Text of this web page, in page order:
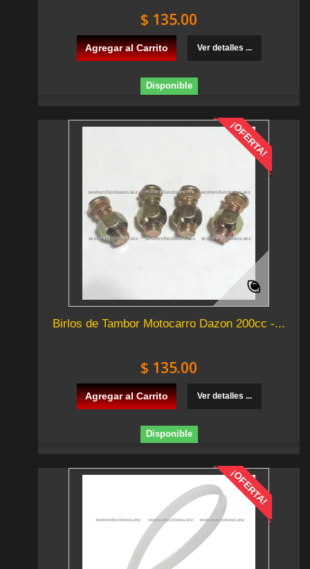
$ 135.00
Agregar al Carrito Ver detalles ...
Disponible
¡OFERTA!
Birlos de Tambor Motocarro Dazon 200cc -...
$ 135.00
Agregar al Carrito Ver detalles ...
Disponible
¡OFERTA!